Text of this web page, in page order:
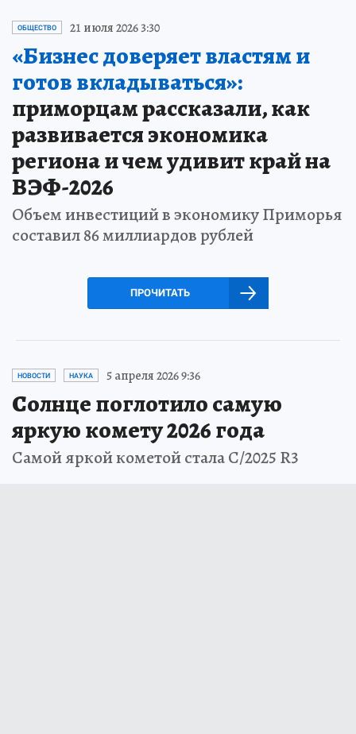
ОБЩЕСТВО 21 июля 2026 3:30
«Бизнес доверяет властям и
готов вкладываться»:
приморцам рассказали, как
развивается экономика
региона и чем удивит край на
ВЭФ-2026
Объем инвестиций в экономику Приморья
составил 86 миллиардов рублей
ПРОЧИТАТЬ
НОВОСТИ НАУКА 5 апреля 2026 9:36
Солнце поглотило самую
яркую комету 2026 года
Cамой яркой кометой стала C/2025 R3